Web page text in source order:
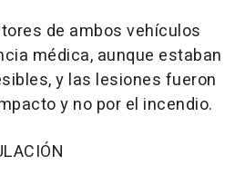
de ambos vehículos
médica, aunque estaban
y las lesiones fueron
y no por el incendio.